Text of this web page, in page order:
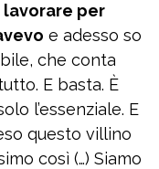
lavorare per
e adesso so
che conta
E basta. È
l’essenziale. E
questo villino
così (…) Siamo